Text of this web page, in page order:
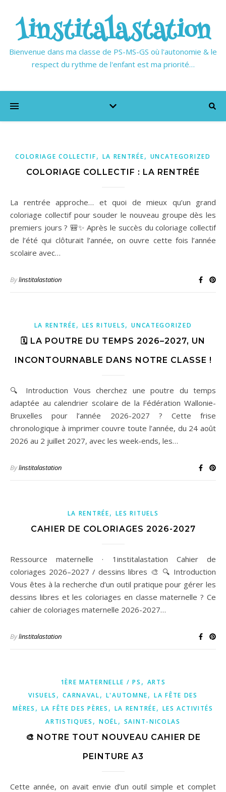
1institalastation
Bienvenue dans ma classe de PS-MS-GS où l'autonomie & le
respect du rythme de l'enfant est ma priorité…
COLORIAGE COLLECTIF, LA RENTRÉE, UNCATEGORIZED
COLORIAGE COLLECTIF : LA RENTRÉE
La rentrée approche… et quoi de mieux qu’un grand
coloriage collectif pour souder le nouveau groupe dès les
premiers jours ? 🎒✨ Après le succès du coloriage collectif
de l’été qui clôturait l’année, on ouvre cette fois l’année
scolaire avec…
Bylinstitalastation
LA RENTRÉE, LES RITUELS,UNCATEGORIZED
🗓️ LA POUTRE DU TEMPS 2026–2027, UN
INCONTOURNABLE DANS NOTRE CLASSE !
🔍 Introduction Vous cherchez une poutre du temps
adaptée au calendrier scolaire de la Fédération Wallonie-
Bruxelles pour l’année 2026-2027 ? Cette frise
chronologique à imprimer couvre toute l’année, du 24 août
2026 au 2 juillet 2027, avec les week-ends, les…
Bylinstitalastation
LA RENTRÉE, LES RITUELS
CAHIER DE COLORIAGES 2026-2027
Ressource maternelle · 1institalastation Cahier de
coloriages 2026–2027 / dessins libres 🎨 🔍 Introduction
Vous êtes à la recherche d’un outil pratique pour gérer les
dessins libres et les coloriages en classe maternelle ? Ce
cahier de coloriages maternelle 2026-2027…
Bylinstitalastation
1ÈRE MATERNELLE / PS , ARTS
VISUELS ,CARNAVAL, L'AUTOMNE,LA FÊTE DES
MÈRES , LA FÊTE DES PÈRES , LA RENTRÉE, LES ACTIVITÉS
ARTISTIQUES , NOËL, SAINT-NICOLAS
🎨 NOTRE TOUT NOUVEAU CAHIER DE
PEINTURE A3
Cette année, on avait envie d’un outil simple et complet